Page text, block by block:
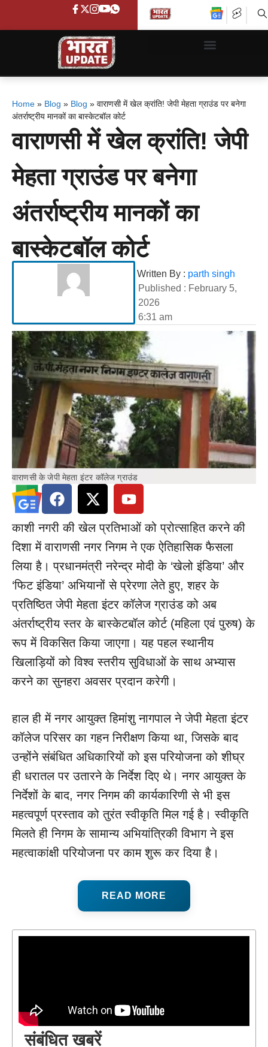
Home » Blog » Blog » वाराणसी में खेल क्रांति! जेपी मेहता ग्राउंड पर बनेगा
अंतर्राष्ट्रीय मानकों का बास्केटबॉल कोर्ट
वाराणसी में खेल क्रांति! जेपी
मेहता ग्राउंड पर बनेगा
अंतर्राष्ट्रीय मानकों का
बास्केटबॉल कोर्ट
Written By : parth singh
Published : February 5,
2026
6:31 am
वाराणसी के जेपी मेहता इंटर कॉलेज ग्राउंड
काशी नगरी की खेल प्रतिभाओं को प्रोत्साहित करने की
दिशा में वाराणसी नगर निगम ने एक ऐतिहासिक फैसला
लिया है। प्रधानमंत्री नरेन्द्र मोदी के ‘खेलो इंडिया’ और
‘फिट इंडिया’ अभियानों से प्रेरणा लेते हुए, शहर के
प्रतिष्ठित जेपी मेहता इंटर कॉलेज ग्राउंड को अब
अंतर्राष्ट्रीय स्तर के बास्केटबॉल कोर्ट (महिला एवं पुरुष) के
रूप में विकसित किया जाएगा। यह पहल स्थानीय
खिलाड़ियों को विश्व स्तरीय सुविधाओं के साथ अभ्यास
करने का सुनहरा अवसर प्रदान करेगी।
हाल ही में नगर आयुक्त हिमांशु नागपाल ने जेपी मेहता इंटर
कॉलेज परिसर का गहन निरीक्षण किया था, जिसके बाद
उन्होंने संबंधित अधिकारियों को इस परियोजना को शीघ्र
ही धरातल पर उतारने के निर्देश दिए थे। नगर आयुक्त के
निर्देशों के बाद, नगर निगम की कार्यकारिणी से भी इस
महत्वपूर्ण प्रस्ताव को तुरंत स्वीकृति मिल गई है। स्वीकृति
मिलते ही निगम के सामान्य अभियांत्रिकी विभाग ने इस
महत्वाकांक्षी परियोजना पर काम शुरू कर दिया है।
READ MORE
संबंधित खबरें